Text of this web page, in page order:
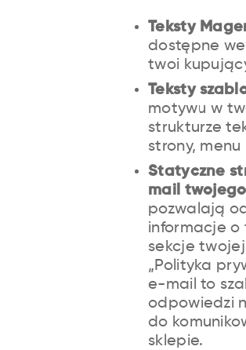
Teksty
dostępne
twoi
Teksty
motywu w
strukturze
strony,
Statyczne
mail
pozwalają
informacje o
sekcje
„Polityka
e-mail to
odpowiedzi
do
sklepie.